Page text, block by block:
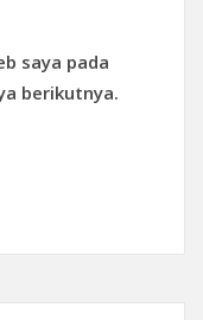
saya pada
berikutnya.